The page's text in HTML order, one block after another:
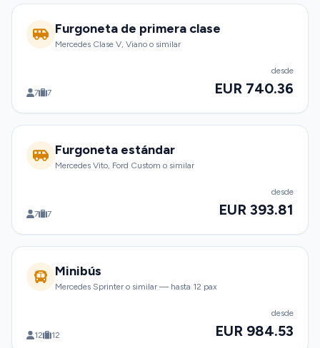
Furgoneta de primera clase
Mercedes Clase V, Viano o similar
7 7
desde
EUR 740.36
Furgoneta estándar
Mercedes Vito, Ford Custom o similar
7 7
desde
EUR 393.81
Minibús
Mercedes Sprinter o similar — hasta 12 pax
12 12
desde
EUR 984.53